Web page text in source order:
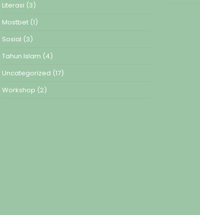
Literasi (3)
Mostbet(1)
Sosial (3)
Tahun Islam (4)
Uncategorized (17)
Workshop (2)